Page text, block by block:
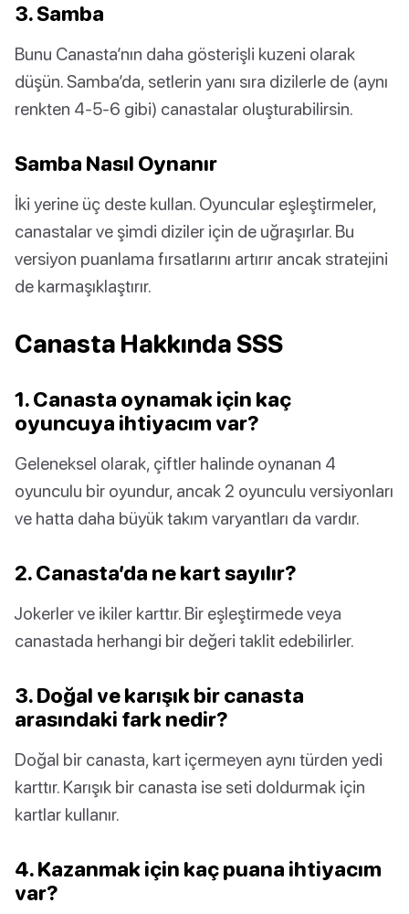
3. Samba
Bunu Canasta’nın daha gösterişli kuzeni olarak
düşün. Samba’da, setlerin yanı sıra dizilerle de (aynı
renkten 4-5-6 gibi) canastalar oluşturabilirsin.
Samba Nasıl Oynanır
İki yerine üç deste kullan. Oyuncular eşleştirmeler,
canastalar ve şimdi diziler için de uğraşırlar. Bu
versiyon puanlama fırsatlarını artırır ancak stratejini
de karmaşıklaştırır.
Canasta Hakkında SSS
1. Canasta oynamak için kaç
oyuncuya ihtiyacım var?
Geleneksel olarak, çiftler halinde oynanan 4
oyunculu bir oyundur, ancak 2 oyunculu versiyonları
ve hatta daha büyük takım varyantları da vardır.
2. Canasta’da ne kart sayılır?
Jokerler ve ikiler karttır. Bir eşleştirmede veya
canastada herhangi bir değeri taklit edebilirler.
3. Doğal ve karışık bir canasta
arasındaki fark nedir?
Doğal bir canasta, kart içermeyen aynı türden yedi
karttır. Karışık bir canasta ise seti doldurmak için
kartlar kullanır.
4. Kazanmak için kaç puana ihtiyacım
var?